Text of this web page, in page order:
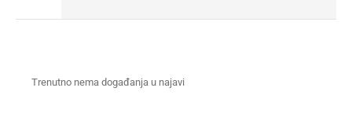
Trenutno nema događanja u najavi